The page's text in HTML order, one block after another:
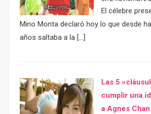
El célebre
Mino Monta declaró hoy lo que desde
años saltaba a la […]
Las 5
cumplir una
a Agnes